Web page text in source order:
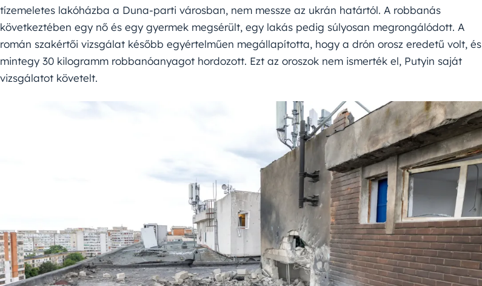
tízemeletes lakóházba a Duna-parti városban, nem messze az ukrán határtól. A robbanás
következtében egy nő és egy gyermek megsérült, egy lakás pedig súlyosan megrongálódott. A
román szakértői vizsgálat később egyértelműen megállapította, hogy a drón orosz eredetű volt, és
mintegy 30 kilogramm robbanóanyagot hordozott. Ezt az oroszok nem ismerték el, Putyin saját
vizsgálatot követelt.